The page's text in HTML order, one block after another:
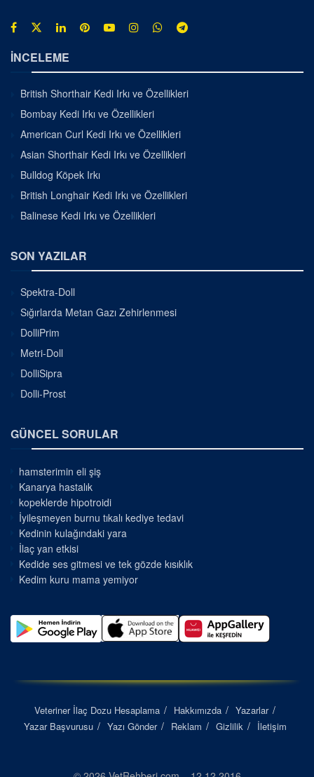
İNCELEME
British Shorthair Kedi Irkı ve Özellikleri
Bombay Kedi Irkı ve Özellikleri
American Curl Kedi Irkı ve Özellikleri
Asian Shorthair Kedi Irkı ve Özellikleri
Bulldog Köpek Irkı
British Longhair Kedi Irkı ve Özellikleri
Balinese Kedi Irkı ve Özellikleri
SON YAZILAR
Spektra-Doll
Sığırlarda Metan Gazı Zehirlenmesi
DolliPrim
Metri-Doll
DolliSipra
Dolli-Prost
GÜNCEL SORULAR
hamsterimin eli şiş
Kanarya hastalık
kopeklerde hipotroidi
İyileşmeyen burnu tıkalı kediye tedavi
Kedinin kulağındaki yara
İlaç yan etkisi
Kedide ses gitmesi ve tek gözde kısıklık
Kedim kuru mama yemiyor
Veteriner İlaç Dozu Hesaplama Hakkımızda
Yazarlar
Yazar Başvurusu
Yazı Gönder Reklam Gizlilik İletişim